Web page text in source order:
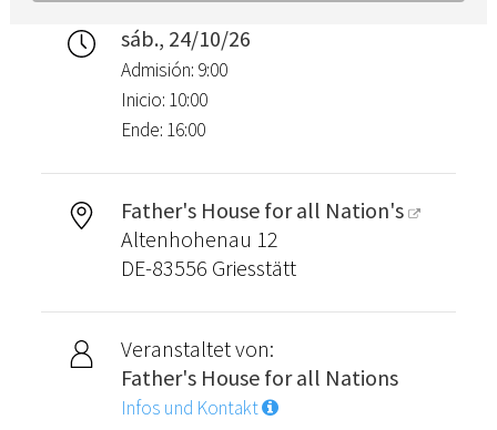
sáb., 24/10/26
Admisión: 9:00
Inicio: 10:00
Ende: 16:00
Father's House for all Nation's
Altenhohenau 12
DE-83556 Griesstätt
Veranstaltet von:
Father's House for all Nations
Infos und Kontakt